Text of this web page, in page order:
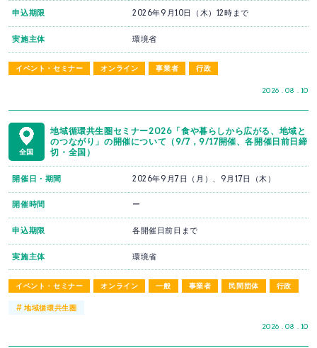
イベント・セミナー オンライン 事業者 行政
2026 . 08 . 10
申込期限 2026年9月10日（木）12時まで
実施主体 環境省
全国
地域循環共生圏セミナー2026「食や暮らしから広がる、地域と
のつながり」の開催について（9/7，9/17開催、各開催日前日締
切・全国）
イベント・セミナー オンライン 一般 事業者 民間団体 行政
2026 . 08 . 10
開催日・期間 2026年9月7日（月）、9月17日（木）
開催時間 ー
申込期限 各開催日前日まで
実施主体 環境省
#地域循環共生圏